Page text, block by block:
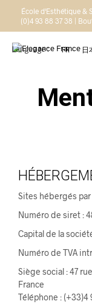
École d'Esthétique &
(0)4 93 88 37 38 |
Language : FR 日
Sites hébergés
Numéro de siret :
Capital de la
Numéro de TVA
Siège social : 47
France
Téléphone : (+33)4